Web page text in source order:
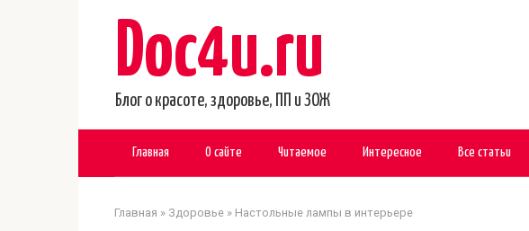
Doc4u.ru
Блог о красоте, здоровье, ПП и ЗОЖ
Главная О сайте Читаемое Интересное Все статьи
Главная » Здоровье » Настольные лампы в интерьере